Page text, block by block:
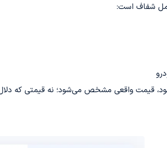
شفاف است:
قیمت واقعی مشخص می‌شود؛ نه قیمتی که